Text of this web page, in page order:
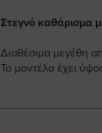
Στεγνό καθάρισμα
Διαθέσιμα μεγέθη
Το μοντέλο έχει